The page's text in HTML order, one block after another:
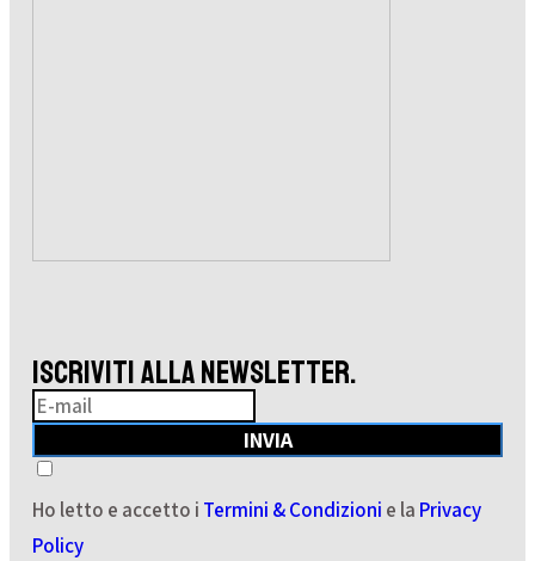
ISCRIVITI ALLA NEWSLETTER.
INVIA
Ho letto e accetto i Termini & Condizioni e la Privacy
Policy